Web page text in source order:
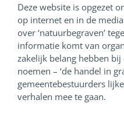
Deze website is opgezet
op internet en in de
over ‘natuurbegraven’
informatie komt van
zakelijk belang hebben
noemen – ‘de handel in
gemeentebestuurders
verhalen mee te gaan.